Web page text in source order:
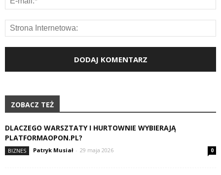
ZOBACZ TEŻ
DLACZEGO WARSZTATY I HURTOWNIE WYBIERAJĄ
PLATFORMAOPON.PL?
BIZNES Patryk Musiał - 29 maja 2026 0